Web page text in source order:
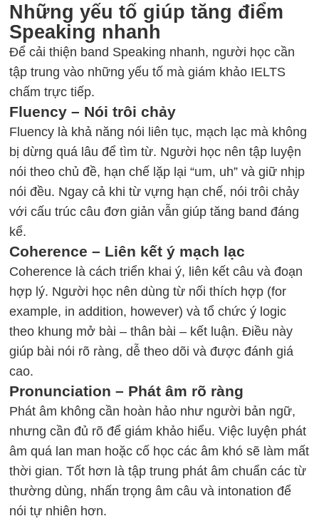
Những yếu tố giúp tăng điểm
Speaking nhanh
Đểcải thiện band Speaking nhanh, người học cần
tập trung vào những yếu tố mà giám khảo IELTS
chấm trực tiếp.
Fluency – Nói trôi chảy
Fluency là khả năng nói liên tục, mạch lạc mà không
bị dừng quá lâu để tìm từ. Người học nên tập luyện
nói theo chủ đề, hạn chế lặp lại “um, uh” và giữ nhịp
nói đều. Ngay cả khi từ vựng hạn chế, nói trôi chảy
với cấu trúc câu đơn giản vẫn giúp tăng band đáng
kể.
Coherence – Liên kết ý mạch lạc
Coherence là cách triển khai ý, liên kết câu và đoạn
hợp lý. Người học nên dùng từ nối thích hợp (for
example, in addition, however) và tổ chức ý logic
theo khung mở bài – thân bài – kết luận. Điều này
giúp bài nói rõ ràng, dễ theo dõi và được đánh giá
cao.
Pronunciation – Phát âm rõ ràng
Phát âm không cần hoàn hảo như người bản ngữ,
nhưng cần đủ rõ để giám khảo hiểu. Việc luyện phát
âm quá lan man hoặc cố học các âm khó sẽ làm mất
thời gian. Tốt hơn là tập trung phát âm chuẩn các từ
thường dùng, nhấn trọng âm câu và intonation để
nói tự nhiên hơn.